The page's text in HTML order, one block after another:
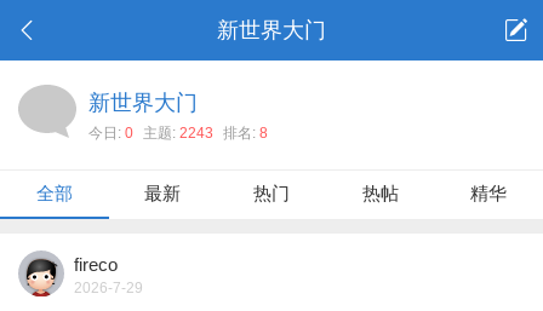
新世界大门
新世界大门
今日: 0 主题: 2243 排名: 8
全部 最新 热门 热帖 精华
fireco
2026-7-29